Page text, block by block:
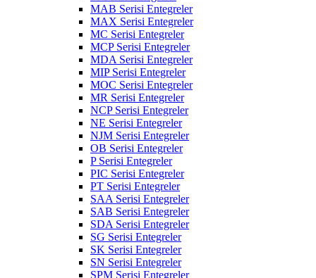
MAB Serisi Entegreler
MAX Serisi Entegreler
MC Serisi Entegreler
MCP Serisi Entegreler
MDA Serisi Entegreler
MIP Serisi Entegreler
MOC Serisi Entegreler
MR Serisi Entegreler
NCP Serisi Entegreler
NE Serisi Entegreler
NJM Serisi Entegreler
OB Serisi Entegreler
P Serisi Entegreler
PIC Serisi Entegreler
PT Serisi Entegreler
SAA Serisi Entegreler
SAB Serisi Entegreler
SDA Serisi Entegreler
SG Serisi Entegreler
SK Serisi Entegreler
SN Serisi Entegreler
SPM Serisi Entegreler